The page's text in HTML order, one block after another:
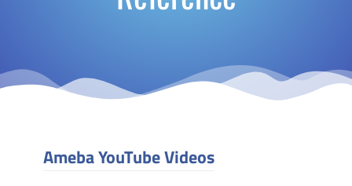
Ameba YouTube Videos